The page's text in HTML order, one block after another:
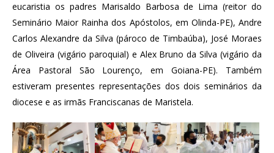
eucaristia os padres Marisaldo Barbosa de Lima (reitor do
Seminário Maior Rainha dos Apóstolos, em Olinda-PE), Andre
Carlos Alexandre da Silva (pároco de Timbaúba), José Moraes
de Oliveira (vigário paroquial) e Alex Bruno da Silva (vigário da
Área Pastoral São Lourenço, em Goiana-PE). Também
estiveram presentes representações dos dois seminários da
diocese e as irmãs Franciscanas de Maristela.